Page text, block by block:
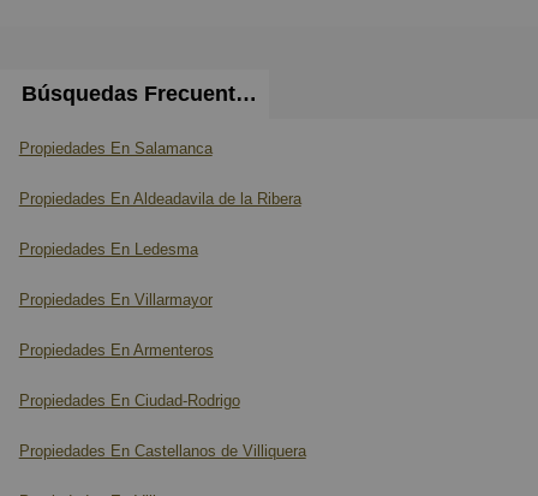
Búsquedas Frecuentes
Propiedades En Salamanca
Propiedades En Aldeadavila de la Ribera
Propiedades En Ledesma
Propiedades En Villarmayor
Propiedades En Armenteros
Propiedades En Ciudad-Rodrigo
Propiedades En Castellanos de Villiquera